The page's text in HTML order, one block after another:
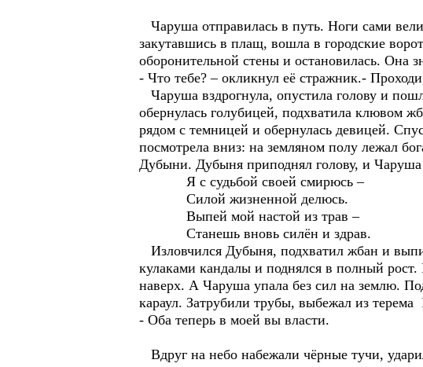
Чаруша отправилась в путь. Ноги сами
закутавшись в плащ, вошла в городские
оборонительной стены и остановилась. Она
- Что тебе? – окликнул её стражник.-
Чаруша вздрогнула, опустила голову и
обернулась голубицей, подхватила клювом
рядом с темницей и обернулась девицей.
посмотрела вниз: на земляном полу лежал
Дубыни. Дубыня приподнял голову, и
Я с судьбой своей смирюсь –
Силой жизненной делюсь.
Выпей мой настой из трав –
Станешь вновь силён и здрав.
Изловчился Дубыня, подхватил жбан и
кулаками кандалы и поднялся в полный
наверх. А Чаруша упала без сил на землю.
караул. Затрубили трубы, выбежал из терема
- Оба теперь в моей вы власти.
Вдруг на небо набежали чёрные тучи,